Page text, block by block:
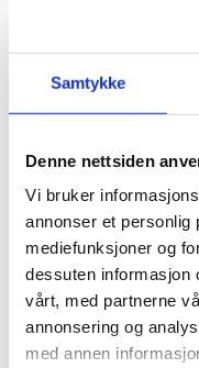
Samtykke
Denne nettsiden
Vi bruker
annonser et personlig
mediefunksjoner og
dessuten informasjon
vårt, med partnerne
annonsering og
med annen
Mats Ola Harberg
vårt
Mats Ola har
anleggsbransjen
gjennom alle
tilbud og